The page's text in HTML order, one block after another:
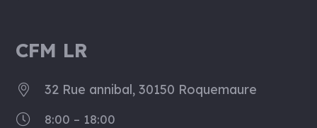
CFM LR
32 Rue annibal, 30150 Roquemaure
8:00 – 18:00